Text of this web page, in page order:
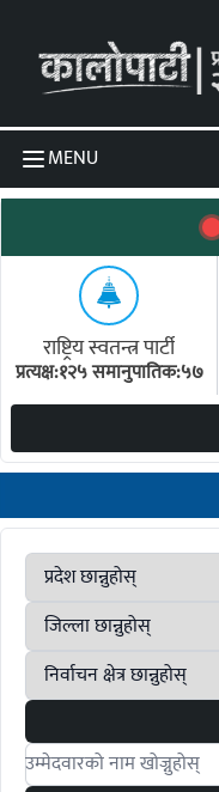
MENU
राष्ट्रिय स्वतन्त्र पार्टी
प्रत्यक्ष:१२५ समानुपातिक:५७
Search candidates